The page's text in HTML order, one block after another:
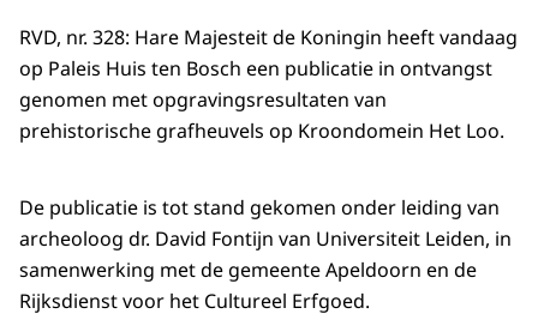
RVD, nr. 328: Hare Majesteit de Koningin heeft vandaag
op Paleis Huis ten Bosch een publicatie in ontvangst
genomen met opgravingsresultaten van
prehistorische grafheuvels op Kroondomein Het Loo.
De publicatie is tot stand gekomen onder leiding van
archeoloog dr. David Fontijn van Universiteit Leiden, in
samenwerking met de gemeente Apeldoorn en de
Rijksdienst voor het Cultureel Erfgoed.